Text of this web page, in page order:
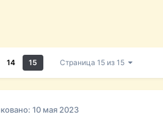
14 15 Страница 15 из 15
10 мая 2023